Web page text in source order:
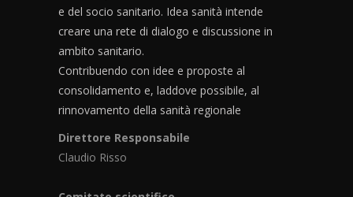
e del socio sanitario. Idea sanità intende
creare una rete di dialogo e discussione in
ambito sanitario.
Contribuendo con idee e proposte al
consolidamento e, laddove possibile, al
rinnovamento della sanità regionale
Direttore Responsabile
Claudio Risso